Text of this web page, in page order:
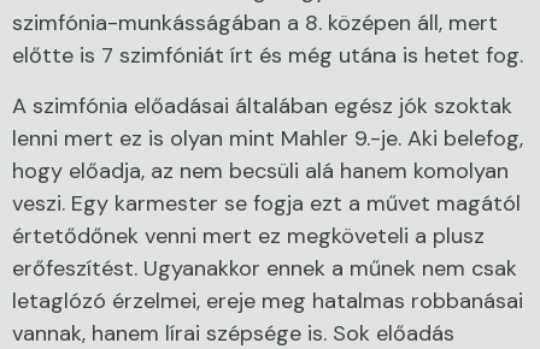
szimfónia-munkásságában a 8. középen áll, mert
előtte is 7 szimfóniát írt és még utána is hetet fog.
A szimfónia előadásai általában egész jók szoktak
lenni mert ez is olyan mint Mahler 9.-je. Aki belefog,
hogy előadja, az nem becsüli alá hanem komolyan
veszi. Egy karmester se fogja ezt a művet magától
értetődőnek venni mert ez megköveteli a plusz
erőfeszítést. Ugyanakkor ennek a műnek nem csak
letaglózó érzelmei, ereje meg hatalmas robbanásai
vannak, hanem lírai szépsége is. Sok előadás